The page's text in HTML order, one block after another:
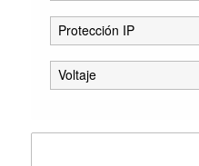
Protección IP
Voltaje